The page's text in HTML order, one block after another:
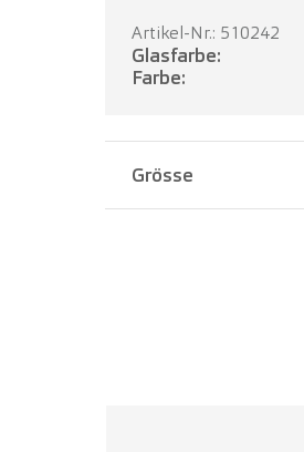
Artikel-Nr.: 510242
Glasfarbe:
Farbe:
Grösse